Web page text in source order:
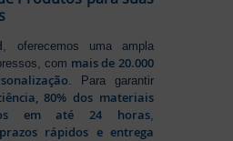
, oferecemos uma ampla
com mais de 20.000
. Para garantir
80% dos materiais
em até 24 horas,
prazos rápidos e entrega